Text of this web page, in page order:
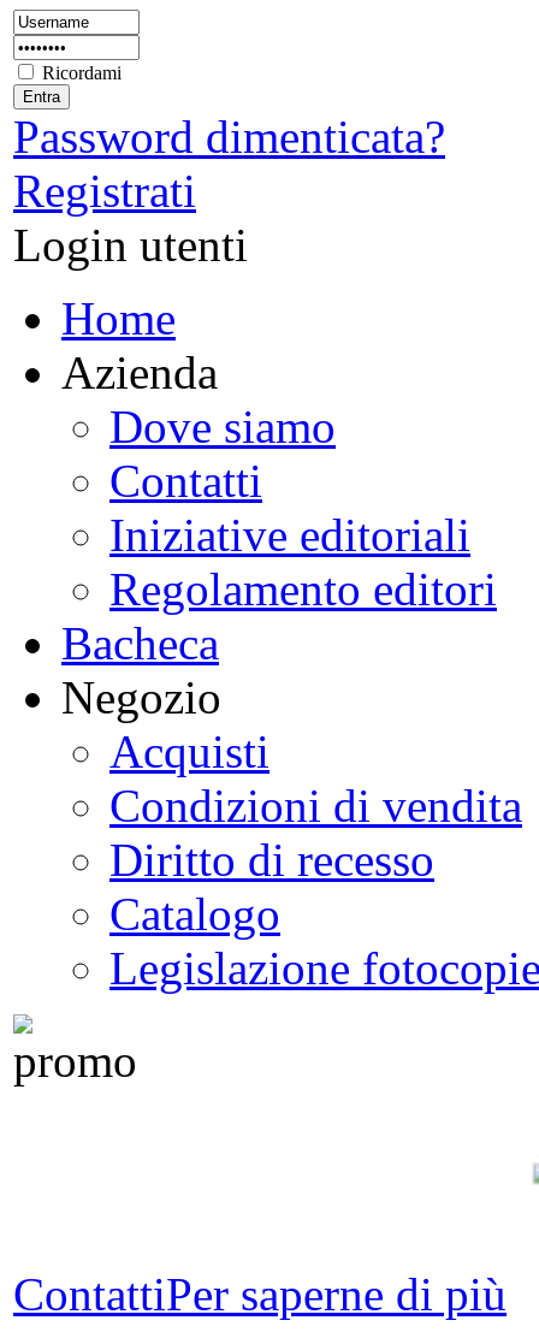
Ricordami
Password dimenticata?
Registrati
Login utenti
Home
Azienda
Dove siamo
Contatti
Iniziative editoriali
Regolamento editori
Bacheca
Negozio
Acquisti
Condizioni di vendita
Diritto di recesso
Catalogo
Legislazione
ContattiPer saperne di più